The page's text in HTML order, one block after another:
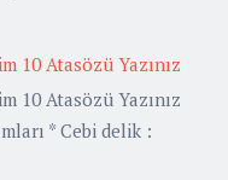
10 Atasözü Yazınız
10 Atasözü Yazınız
* Cebi delik :